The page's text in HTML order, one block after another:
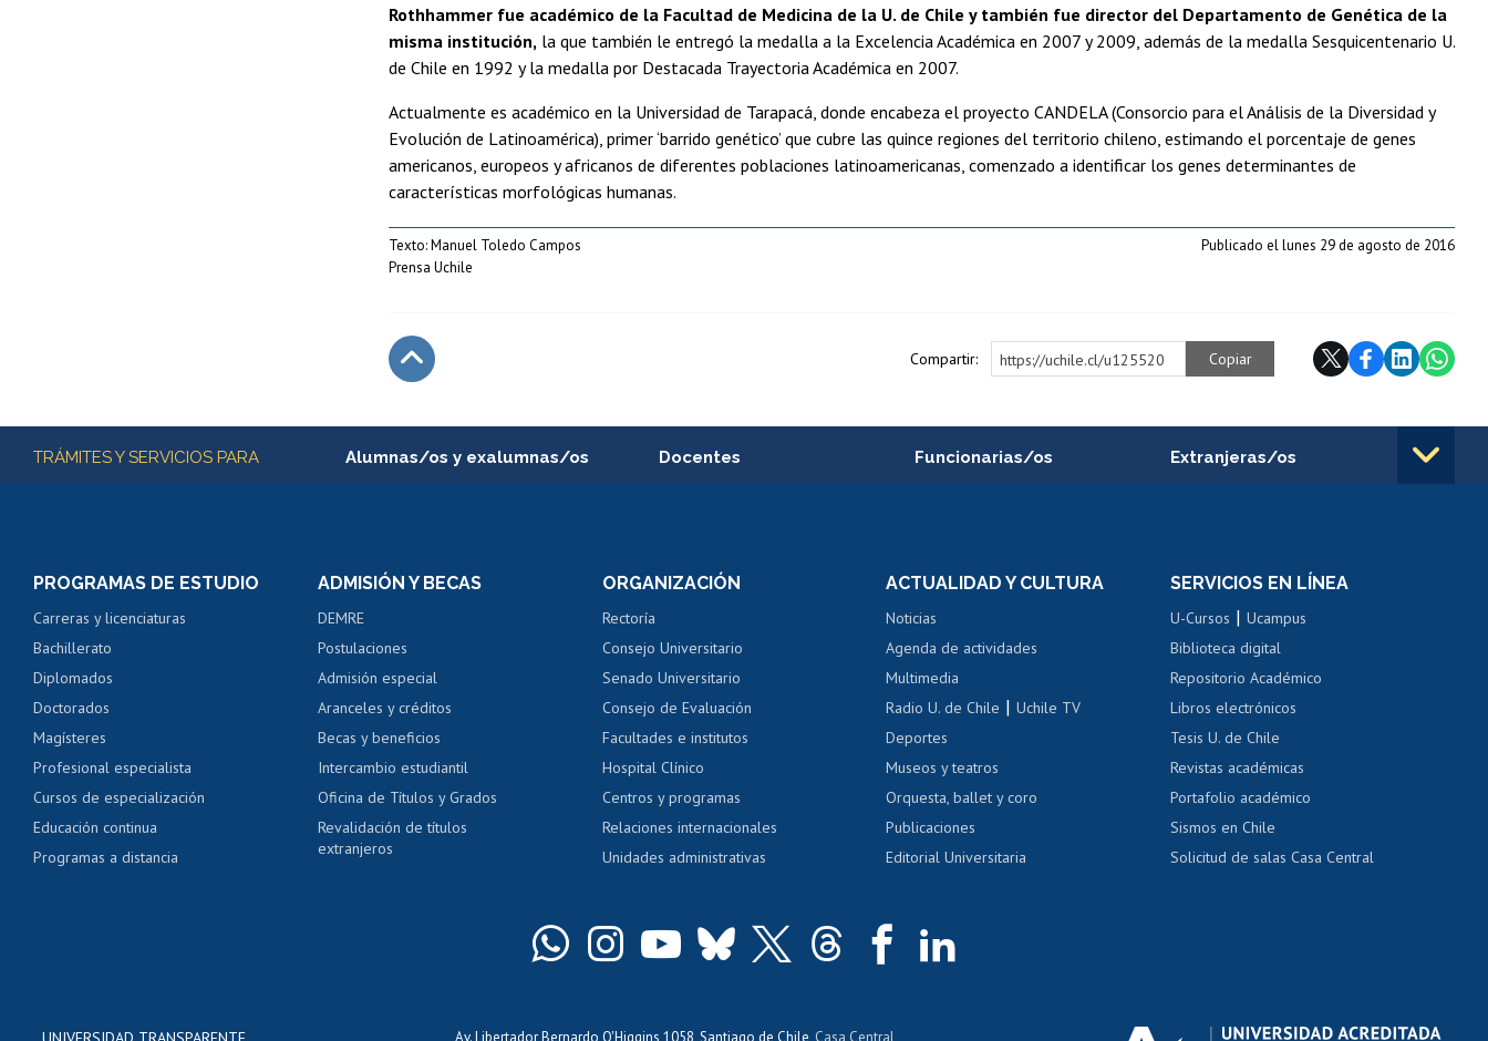
Rothhammer fue académico de la Facultad de Medicina de la U. de Chile y también fue director del Departamento de Genética de la
misma institución, la que también le entregó la medalla a la Excelencia Académica en 2007 y 2009, además de la medalla Sesquicentenario U.
de Chile en 1992 y la medalla por Destacada Trayectoria Académica en 2007.
Actualmente es académico en la Universidad de Tarapacá, donde encabeza el proyecto CANDELA (Consorcio para el Análisis de la Diversidad y
Evolución de Latinoamérica), primer ‘barrido genético’ que cubre las quince regiones del territorio chileno, estimando el porcentaje de genes
americanos, europeos y africanos de diferentes poblaciones latinoamericanas, comenzado a identificar los genes determinantes de
características morfológicas humanas.
Texto: Manuel Toledo Campos
Prensa Uchile
Publicado el lunes 29 de agosto de 2016
Compartir: https://uchile.cl/u125520 Copiar
Más información
TRÁMITES Y SERVICIOS PARA Alumnas/os y exalumnas/os
Consulta y certificado de notas
Servicio médico y dental
Pago de arancel y crédito alumnos
Pago de arancel y crédito exalumnos
Certificado de títulos y grados
Docentes
Perfeccionamiento
Evaluación docente
Calificación académica
Postulación al AUCAI
Funcionarias/os
Portal de movilidad interna
Certificado de renta
Certificado de renta
Gestión de correo uchile
Extranjeras/os
Movilidad Estudiantil
Cursos de español
Acoso laboral, sexual y violencia
PROGRAMAS DE ESTUDIO
Carreras y licenciaturas
Bachillerato
Diplomados
Doctorados
Magísteres
Profesional especialista
Cursos de especialización
Educación continua
Programas a distancia
ADMISIÓN Y BECAS
DEMRE
Postulaciones
Admisión especial
Aranceles y créditos
Becas y beneficios
Intercambio estudiantil
Oficina de Títulos y Grados
Revalidación de títulos
extranjeros
ORGANIZACIÓN
Rectoría
Consejo Universitario
Senado Universitario
Consejo de Evaluación
Facultades e institutos
Hospital Clínico
Centros y programas
Relaciones internacionales
Unidades administrativas
ACTUALIDAD Y CULTURA
Noticias
Agenda de actividades
Multimedia
Radio U. de Chile |Uchile TV
Deportes
Museos y teatros
Orquesta, ballet y coro
Publicaciones
Editorial Universitaria
SERVICIOS EN LÍNEA
U-Cursos |Ucampus
Biblioteca digital
Repositorio Académico
Libros electrónicos
Tesis U. de Chile
Revistas académicas
Portafolio académico
Sismos en Chile
Solicitud de salas Casa Central
Av. Libertador Bernardo O'Higgins 1058, Santiago de Chile, Casa Central